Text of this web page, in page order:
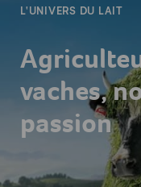
L'UNIVERS DU LAIT
vaches,
passion